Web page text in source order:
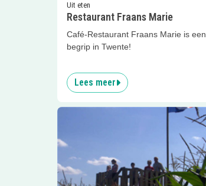
Uit eten
Restaurant Fraans Marie
Café-Restaurant Fraans Marie is een
begrip in Twente!
Lees meer
Lees meer Opening Maisdoolhof